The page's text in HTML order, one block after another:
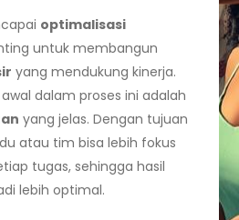
optimalisasi
untuk membangun
yang mendukung kinerja.
dalam proses ini adalah
yang jelas. Dengan tujuan
atau tim bisa lebih fokus
tugas, sehingga hasil
lebih optimal.